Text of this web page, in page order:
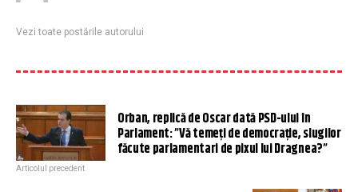
Vezi toate postările autorului
Orban, replică de Oscar dată PSD-ului în
Parlament: ”Vă temeți de democrație, slugilor
făcute parlamentari de pixul lui Dragnea?”
Articolul precedent